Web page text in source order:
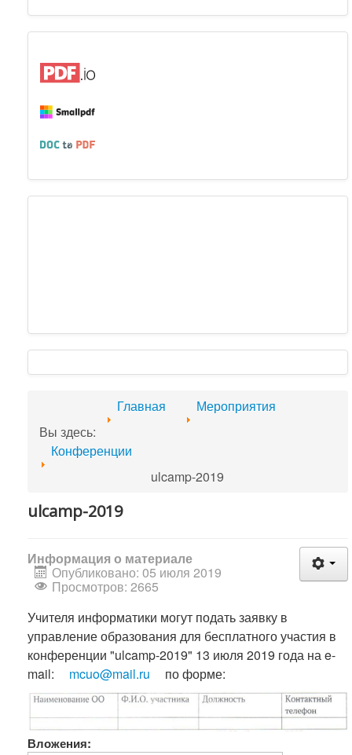
Вы здесь:
Главная Мероприятия
Конференции
ulcamp-2019
ulcamp-2019
Информация о материале
Опубликовано: 05 июля 2019
Просмотров: 2665
Учителя информатики могут подать заявку в
управление образования для бесплатного участия в
конференции "ulcamp-2019" 13 июля 2019 года на e-
mail:
mcuo@mail.ru по форме:
Вложения: